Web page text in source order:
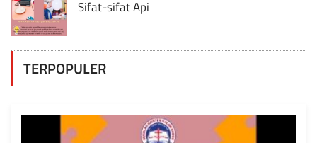
Sifat-sifat Api
TERPOPULER